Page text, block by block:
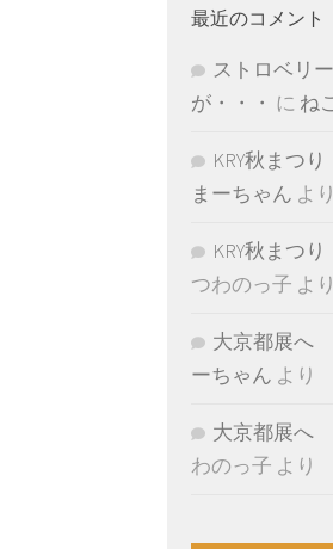
最近のコメント
ストロベリ
が・・・ に ね
KRY秋まつ
まーちゃん より
KRY秋まつ
つわのっ子 より
大京都展へ
ーちゃん より
大京都展へ
わのっ子 より